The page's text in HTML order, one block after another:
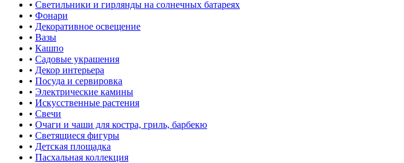
• Светильники и гирлянды на солнечных батареях
• Фонари
• Декоративное освещение
• Вазы
• Кашпо
• Садовые украшения
• Декор интерьера
• Посуда и сервировка
• Электрические камины
• Искусственные растения
• Свечи
• Очаги и чаши для костра, гриль, барбекю
• Светящиеся фигуры
• Детская площадка
• Пасхальная коллекция